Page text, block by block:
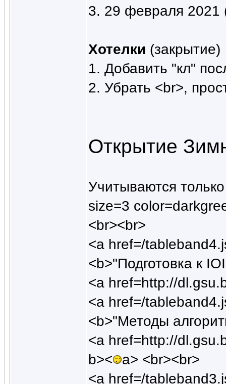
3. 29 февраля 2021
Хотелки (закрытие)
1. Добавить "кл"
2. Убрать <br>,
Открытие
Учитываются
size=3
<br><br>
<a href=/
<b>"Подготовка к
<a href=http://
<a href=/
<b>"Методы
<a href=http://
b><
a> <br><br>
<a href=/